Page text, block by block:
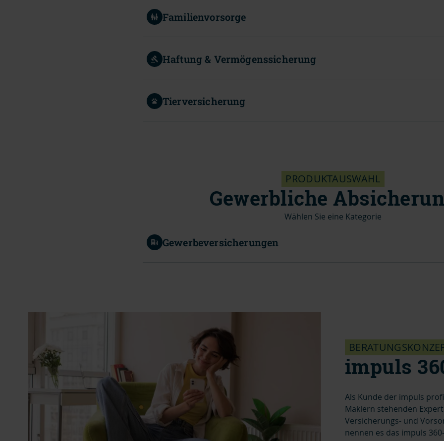
Familienvorsorge
Haftung & Vermögenssicherung
Tierversicherung
PRODUKTAUSWAHL
Gewerbliche
Wählen Sie eine Kategorie
Gewerbeversicherungen
impuls
Als Kunde der impuls
Maklern stehenden
Versicherungs- und
nennen es das impuls